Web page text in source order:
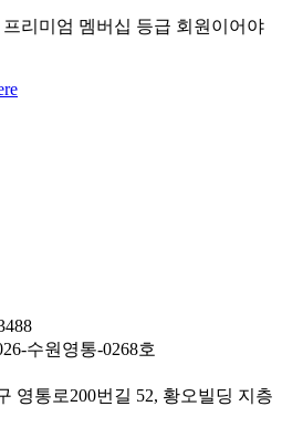
리미엄 멤버십 등급 회원이어야
수원영통-0268호
영통로200번길 52, 황오빌딩 지층